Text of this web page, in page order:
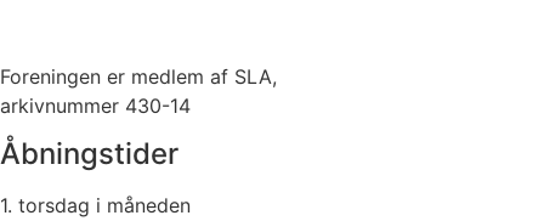
Foreningen er medlem af SLA,
arkivnummer 430-14
Åbningstider
1. torsdag i måneden